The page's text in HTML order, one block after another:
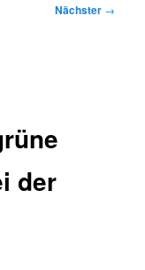
Nächster →
der